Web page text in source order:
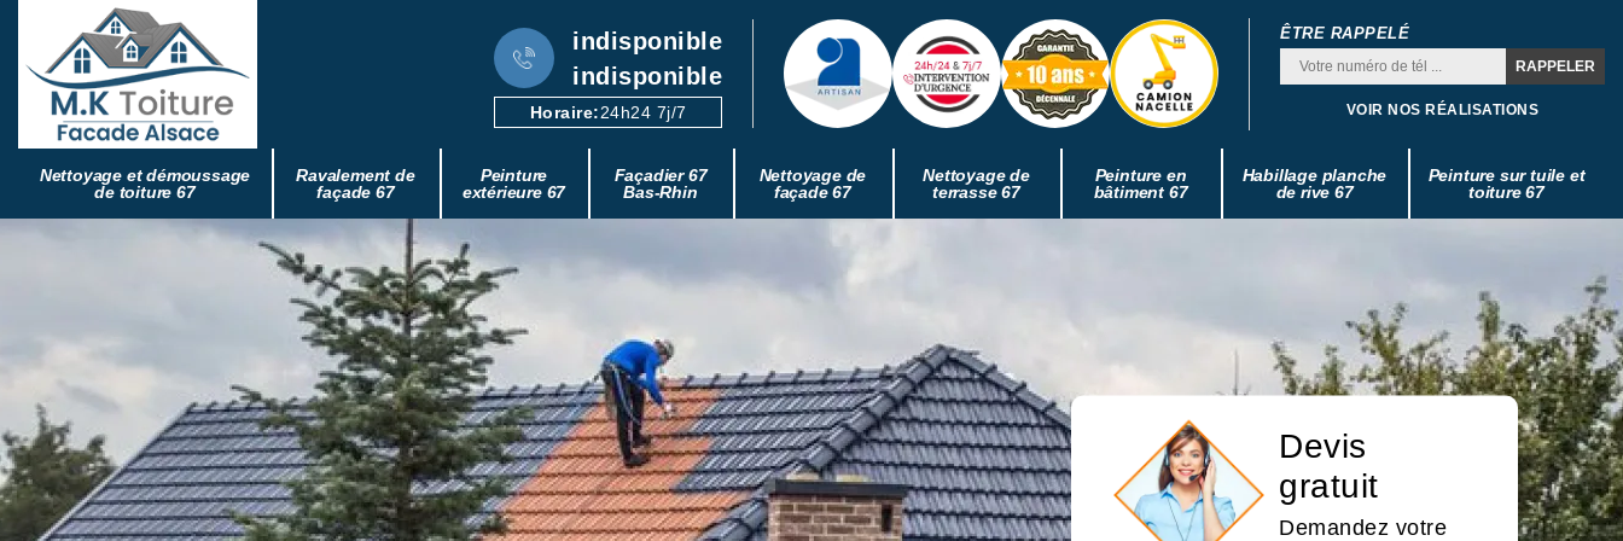
indisponible
indisponible
Horaire:24h24 7j/7
ÊTRE RAPPELÉ
VOIR NOS RÉALISATIONS
Nettoyage et démoussage
de toiture 67
Ravalement de
façade 67
Peinture
extérieure 67
Façadier 67
Bas-Rhin
Nettoyage de
façade 67
Nettoyage de
terrasse 67
Peinture en
bâtiment 67
Habillage planche
de rive 67
Peinture sur tuile et
toiture 67
Devis
gratuit
Demandez votre